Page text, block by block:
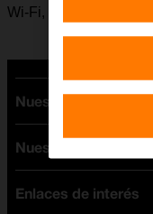
Wi-Fi, el móvil no
Nuestras tarifas
Tarifas Orange
Tarifas fibra y móvil
Tarifas móviles
Nuestros
Ofertas en móviles
Enlaces de interés